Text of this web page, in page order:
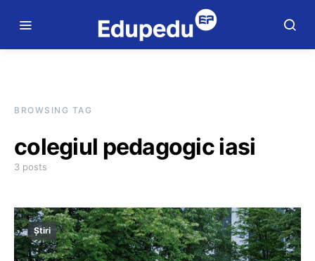
BROWSING TAG
colegiul pedagogic iasi
3 posts
Știri